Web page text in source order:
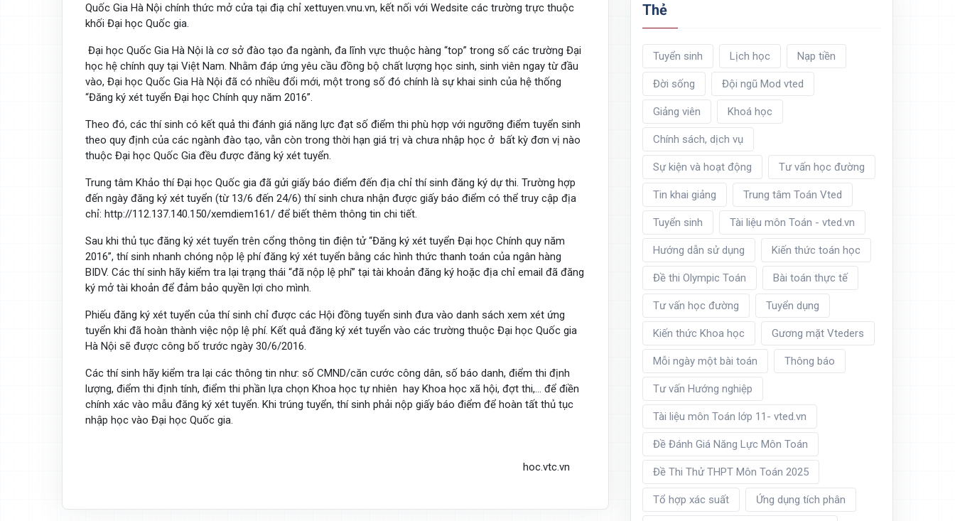
Quốc Gia Hà Nội chính thức mở cửa tại điạ chỉ xettuyen.vnu.vn, kết nối với Wedsite các trường trực thuộc
khối Đại học Quốc gia.
Đại học Quốc Gia Hà Nội là cơ sở đào tạo đa ngành, đa lĩnh vực thuộc hàng “top” trong số các trường Đại
học hệ chính quy tại Việt Nam. Nhằm đáp ứng yêu cầu đồng bộ chất lượng học sinh, sinh viên ngay từ đầu
vào, Đại học Quốc Gia Hà Nội đã có nhiều đổi mới, một trong số đó chính là sự khai sinh của hệ thống
“Đăng ký xét tuyển Đại học Chính quy năm 2016”.
Theo đó, các thí sinh có kết quả thi đánh giá năng lực đạt số điểm thi phù hợp với ngưỡng điểm tuyển sinh
theo quy định của các ngành đào tạo, vẫn còn trong thời hạn giá trị và chưa nhập học ở bất kỳ đơn vị nào
thuộc Đại học Quốc Gia đều được đăng ký xét tuyển.
Trung tâm Khảo thí Đại học Quốc gia đã gửi giấy báo điểm đến địa chỉ thí sinh đăng ký dự thi. Trường hợp
đến ngày đăng ký xét tuyển (từ 13/6 đến 24/6) thí sinh chưa nhận được giấy báo điểm có thể truy cập địa
chỉ: http://112.137.140.150/xemdiem161/ để biết thêm thông tin chi tiết.
Sau khi thủ tục đăng ký xét tuyển trên cổng thông tin điện tử “Đăng ký xét tuyển Đại học Chính quy năm
2016”, thí sinh nhanh chóng nộp lệ phí đăng ký xét tuyển bằng các hình thức thanh toán của ngân hàng
BIDV. Các thí sinh hãy kiểm tra lại trạng thái “đã nộp lệ phí” tại tài khoản đăng ký hoặc địa chỉ email đã đăng
ký mở tài khoản để đảm bảo quyền lợi cho mình.
Phiếu đăng ký xét tuyển của thí sinh chỉ được các Hội đồng tuyển sinh đưa vào danh sách xem xét ứng
tuyển khi đã hoàn thành việc nộp lệ phí. Kết quả đăng ký xét tuyển vào các trường thuộc Đại học Quốc gia
Hà Nội sẽ được công bố trước ngày 30/6/2016.
Các thí sinh hãy kiểm tra lại các thông tin như: số CMND/căn cước công dân, số báo danh, điểm thi định
lượng, điểm thi định tính, điểm thi phần lựa chọn Khoa học tự nhiên hay Khoa học xã hội, đợt thi,… để điền
chính xác vào mẫu đăng ký xét tuyển. Khi trúng tuyển, thí sinh phải nộp giấy báo điểm để hoàn tất thủ tục
nhập học vào Đại học Quốc gia.
hoc.vtc.vn
Thẻ
Tuyển sinh Lịch học Nạp tiền
Đời sống Đội ngũ Mod vted
Giảng viên Khoá học
Chính sách, dịch vụ
Sự kiện và hoạt động Tư vấn học đường
Tin khai giảng Trung tâm Toán Vted
Tuyển sinh Tài liệu môn Toán - vted.vn
Hướng dẫn sử dụng Kiến thức toán học
Đề thi Olympic Toán Bài toán thực tế
Tư vấn học đường Tuyển dụng
Kiến thức Khoa học Gương mặt Vteders
Mỗi ngày một bài toán Thông báo
Tư vấn Hướng nghiệp
Tài liệu môn Toán lớp 11- vted.vn
Đề Đánh Giá Năng Lực Môn Toán
Đề Thi Thử THPT Môn Toán 2025
Tổ hợp xác suất Ứng dụng tích phân